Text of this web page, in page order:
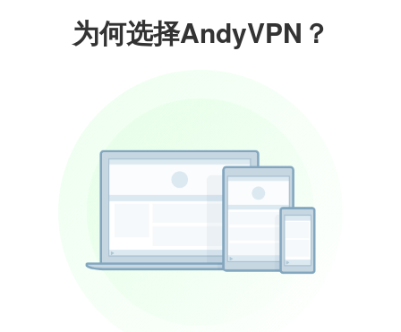
为何选择AndyVPN？